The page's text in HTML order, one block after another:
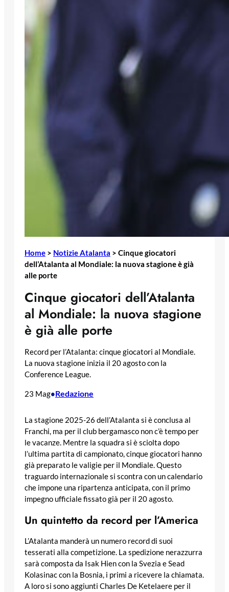
Home > Notizie Atalanta > Cinque giocatori
dell’Atalanta al Mondiale: la nuova stagione è già
alle porte
Cinque giocatori dell’Atalanta
al Mondiale: la nuova stagione
è già alle porte
Record per l’Atalanta: cinque giocatori al Mondiale.
La nuova stagione inizia il 20 agosto con la
Conference League.
23 Mag•Redazione
La stagione 2025-26 dell’Atalanta si è conclusa al
Franchi, ma per il club bergamasco non c’è tempo per
le vacanze. Mentre la squadra si è sciolta dopo
l’ultima partita di campionato, cinque giocatori hanno
già preparato le valigie per il Mondiale. Questo
traguardo internazionale si scontra con un calendario
che impone una ripartenza anticipata, con il primo
impegno ufficiale fissato già per il 20 agosto.
Un quintetto da record per l’America
L’Atalanta manderà un numero record di suoi
tesserati alla competizione. La spedizione nerazzurra
sarà composta da Isak Hien con la Svezia e Sead
Kolasinac con la Bosnia, i primi a ricevere la chiamata.
A loro si sono aggiunti Charles De Ketelaere per il